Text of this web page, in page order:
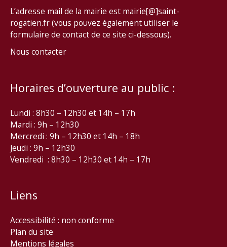
L’adresse mail de la mairie est mairie[@]saint-
rogatien.fr (vous pouvez également utiliser le
formulaire de contact de ce site ci-dessous).
Nous contacter
Horaires d’ouverture au public :
Lundi : 8h30 – 12h30 et 14h – 17h
Mardi : 9h – 12h30
Mercredi : 9h – 12h30 et 14h – 18h
Jeudi : 9h – 12h30
Vendredi : 8h30 – 12h30 et 14h – 17h
Liens
Accessibilité : non conforme
Plan du site
Mentions légales